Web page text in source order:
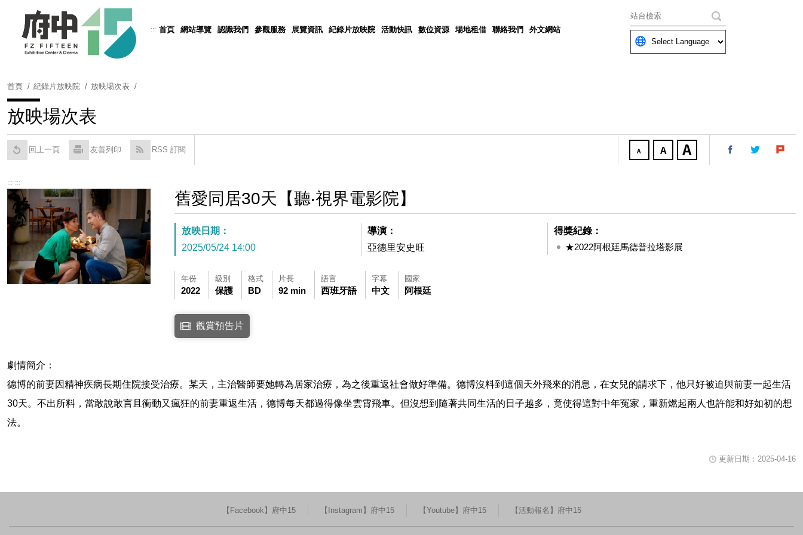
::: 首頁 網站導覽 認識我們 參觀服務 展覽資訊 紀錄片放映院 活動快訊 數位資源 場地租借 聯絡我們 外文網站
關鍵字
Powered by Translate
首頁 紀錄片放映院 放映場次表
放映場次表
回上一頁 友善列印 RSS 訂閱
::: :::
舊愛同居30天【聽‧視界電影院】
放映日期：
2025/05/24 14:00
導演：
亞德里安史旺
得獎紀錄：
★2022阿根廷馬德普拉塔影展
年份
2022
級別
保護
格式
BD
片長
92 min
語言
西班牙語
字幕
中文
國家
阿根廷
點擊下列連結開啟視窗後，可使用鍵盤Tab鍵移至影片中央播放鍵，再按鍵盤Enter鍵播放影片，影片播放時可用鍵盤空白鍵暫停或重新播放影片，關閉視窗請使用鍵盤Tab鍵
連結至Youtube網站觀看此影片(開新視窗)
觀賞預告片
劇情簡介：
德博的前妻因精神疾病長期住院接受治療。某天，主治醫師要她轉為居家治療，為之後重返社會做好準備。德博沒料到這個天外飛來的消息，在女兒的請求下，他只好被迫與前妻一起生活
30天。不出所料，當敢說敢言且衝動又瘋狂的前妻重返生活，德博每天都過得像坐雲霄飛車。但沒想到隨著共同生活的日子越多，竟使得這對中年冤家，重新燃起兩人也許能和好如初的想
法。
更新日期：2025-04-16
【Facebook】府中15 【Instagram】府中15 【Youtube】府中15 【活動報名】府中15